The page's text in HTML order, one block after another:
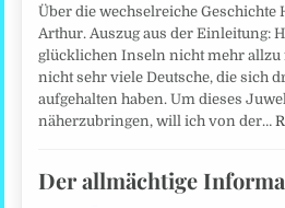
Über die wechselreiche Geschichte
Arthur. Auszug aus der Einleitung:
glücklichen Inseln nicht mehr allzu
nicht sehr viele Deutsche, die sich
aufgehalten haben. Um dieses
näherzubringen, will ich von der…
Der allmächtige